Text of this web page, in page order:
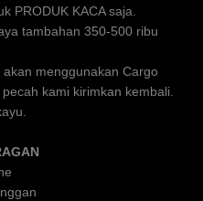
PRODUK KACA saja.
tambahan 350-500 ribu
menggunakan Cargo
kami kirimkan kembali.